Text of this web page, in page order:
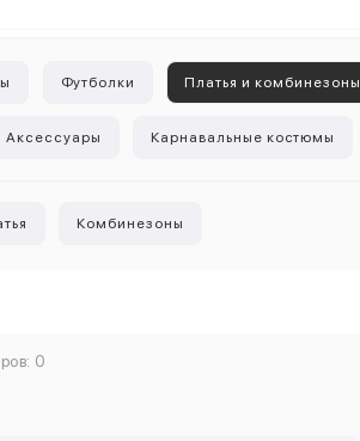
Футболки Платья и комбинезоны
Аксессуары Карнавальные костюмы
Комбинезоны
0